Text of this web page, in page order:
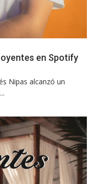
en Spotify
Nipas alcanzó un